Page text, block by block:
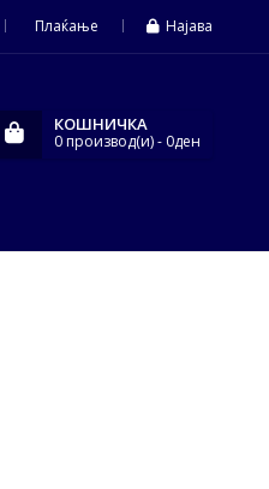
Плаќање Најава
КОШНИЧКА
0производ(и)- 0ден